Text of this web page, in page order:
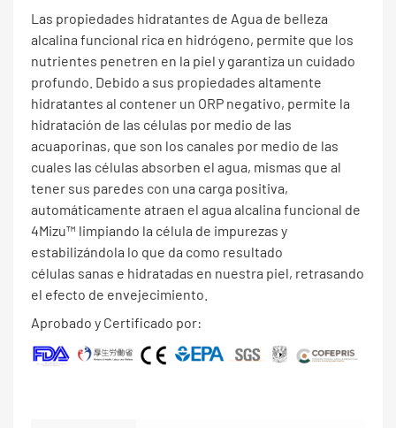
Las propiedades hidratantes de Agua de belleza
alcalina funcional rica en hidrógeno, permite que los
nutrientes penetren en la piel y garantiza un cuidado
profundo. Debido a sus propiedades altamente
hidratantes al contener un ORP negativo, permite la
hidratación de las células por medio de las
acuaporinas, que son los canales por medio de las
cuales las células absorben el agua, mismas que al
tener sus paredes con una carga positiva,
automáticamente atraen el agua alcalina funcional de
4Mizu™ limpiando la célula de impurezas y
estabilizándola lo que da como resultado
células sanas e hidratadas en nuestra piel, retrasando
el efecto de envejecimiento.
Aprobado y Certificado por: